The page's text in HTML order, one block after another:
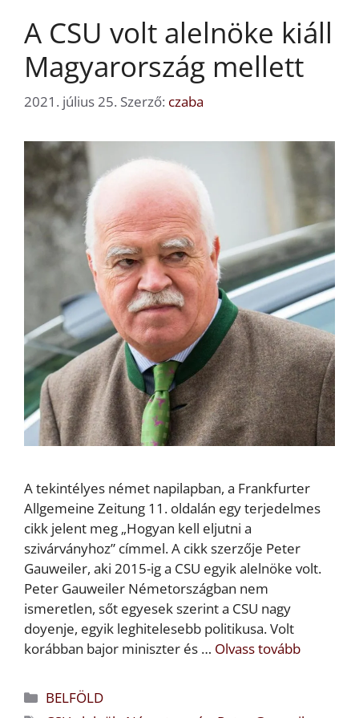
A CSU volt alelnöke kiáll
Magyarország mellett
2021. július 25. Szerző: czaba
A tekintélyes német napilapban, a Frankfurter
Allgemeine Zeitung 11. oldalán egy terjedelmes
cikk jelent meg „Hogyan kell eljutni a
szivárványhoz” címmel. A cikk szerzője Peter
Gauweiler, aki 2015-ig a CSU egyik alelnöke volt.
Peter Gauweiler Németországban nem
ismeretlen, sőt egyesek szerint a CSU nagy
doyenje, egyik leghitelesebb politikusa. Volt
korábban bajor miniszter és … Olvass tovább
Kategória
BELFÖLD